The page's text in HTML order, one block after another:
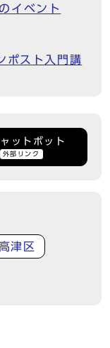
イベント
ポスト入門講
ットボット
外部リンク
津区